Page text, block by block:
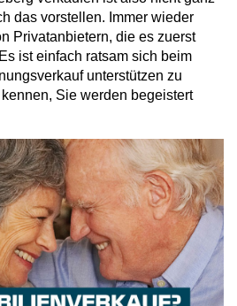
das vorstellen. Immer wieder
Privatanbietern, die es zuerst
ist einfach ratsam sich beim
unterstützen zu
Sie werden begeistert